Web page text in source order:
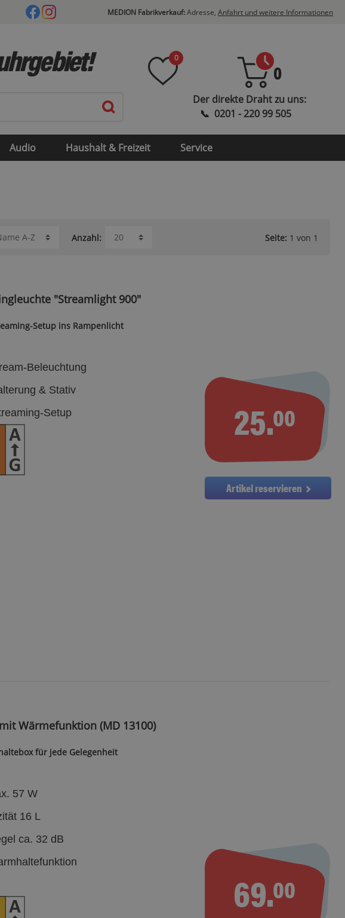
MEDION Fabrikverkauf:Adresse, Anfahrt und weitere Informationen
0
0
Audio Haushalt & Freizeit Service
Seite: 1 von 1
"Streamlight 900"
Setup ins Rampenlicht
Beleuchtung
& Stativ
Setup
25.00
Artikel reservieren
Wärmefunktion (MD 13100)
für jede Gelegenheit
57 W
16 L
ca. 32 dB
69.00